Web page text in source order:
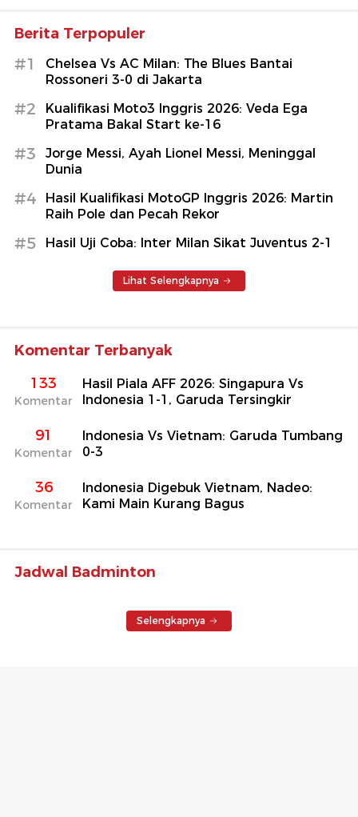
Berita Terpopuler
#1
Chelsea Vs AC Milan: The Blues Bantai
Rossoneri 3-0 di Jakarta
#2
Kualifikasi Moto3 Inggris 2026: Veda Ega
Pratama Bakal Start ke-16
#3
Jorge Messi, Ayah Lionel Messi, Meninggal
Dunia
#4
Hasil Kualifikasi MotoGP Inggris 2026: Martin
Raih Pole dan Pecah Rekor
#5 Hasil Uji Coba: Inter Milan Sikat Juventus 2-1
Lihat Selengkapnya
Komentar Terbanyak
133
Komentar
Hasil Piala AFF 2026: Singapura Vs
Indonesia 1-1, Garuda Tersingkir
91
Komentar
Indonesia Vs Vietnam: Garuda Tumbang
0-3
36
Komentar
Indonesia Digebuk Vietnam, Nadeo:
Kami Main Kurang Bagus
Jadwal Badminton
Selengkapnya